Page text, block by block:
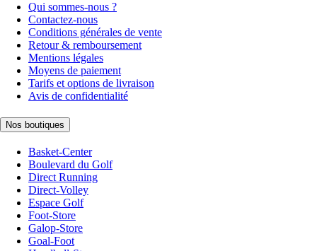
Qui sommes-nous ?
Contactez-nous
Conditions générales de vente
Retour & remboursement
Mentions légales
Moyens de paiement
Tarifs et options de livraison
Avis de confidentialité
Nos boutiques
Basket-Center
Boulevard du Golf
Direct Running
Direct-Volley
Espace Golf
Foot-Store
Galop-Store
Goal-Foot